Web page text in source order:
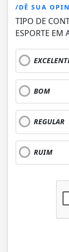
/DÊ SUA
TIPO DE
ESPORTE EM
BOM
REGULAR
RUIM